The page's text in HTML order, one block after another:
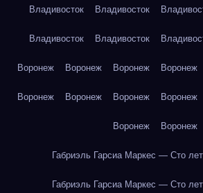
Владивосток Владивосток
Владивосток Владивосток
Воронеж Воронеж Воронеж Воронеж
Воронеж Воронеж Воронеж Воронеж
Воронеж Воронеж
Габриэль Гарсиа Маркес — Сто
Габриэль Гарсиа Маркес — Сто